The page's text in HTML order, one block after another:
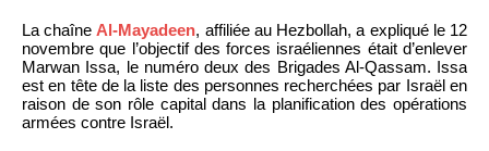
La chaîne Al-Mayadeen, affiliée au Hezbollah, a expliqué le 12
novembre que l’objectif des forces israéliennes était d’enlever
Marwan Issa, le numéro deux des Brigades Al-Qassam. Issa
est en tête de la liste des personnes recherchées par Israël en
raison de son rôle capital dans la planification des opérations
armées contre Israël.